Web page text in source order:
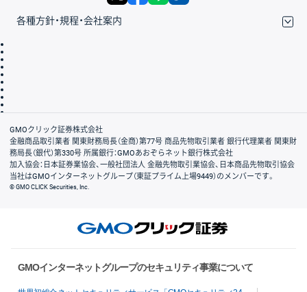
各種方針・規程・会社案内
会社案内
GMOクリック証券株式会社
金融商品取引業者 関東財務局長（金商）第77号 商品先物取引業者 銀行代理業者 関東財
務局長（銀代）第330号 所属銀行：GMOあおぞらネット銀行株式会社
加入協会：日本証券業協会、一般社団法人 金融先物取引業協会、日本商品先物取引協会
当社はGMOインターネットグループ（東証プライム上場9449）のメンバーです。
© GMO CLICK Securities, Inc.
GMOインターネットグループのセキュリティ事業について